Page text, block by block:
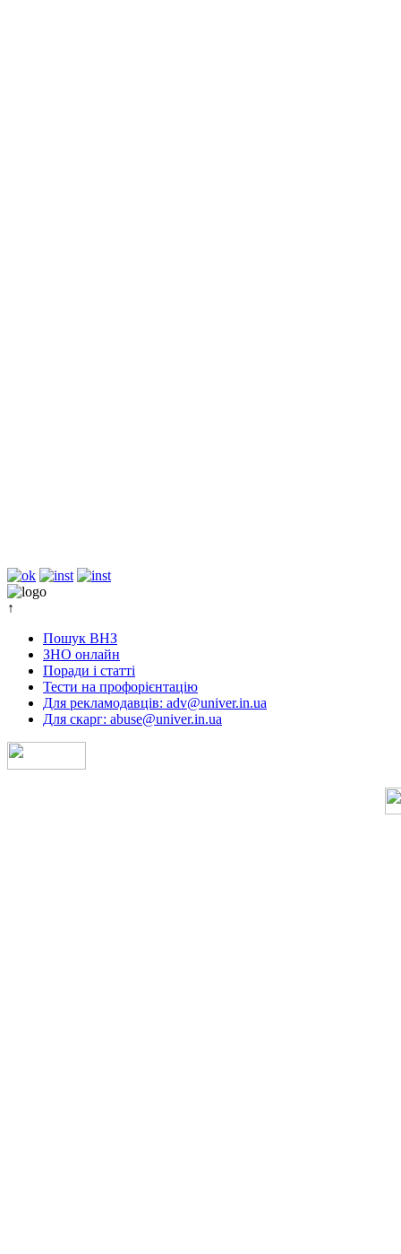
↑
Пошук ВНЗ
ЗНО онлайн
Поради і статті
Тести на профорієнтацію
Для рекламодавців: adv@univer.in.ua
Для скарг: abuse@univer.in.ua